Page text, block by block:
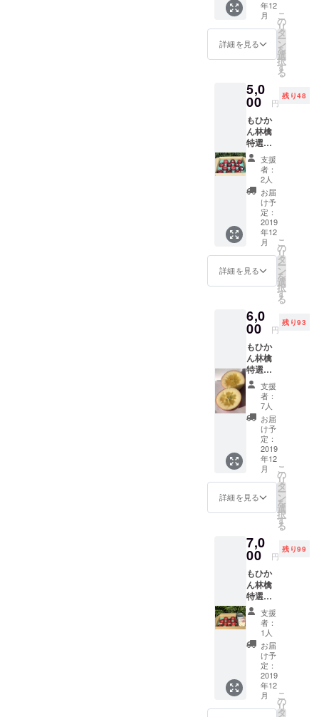
ドライ
アップ
ル1袋
（30
ｇ） 通
常価格
より600
円お得
で
す。 *
発送前
にご連
絡致し
ます。 *
ドライ
アップ
ルの賞
味期限
は製造
より
六ヶ月
となっ
ており
ます。
年12
月
詳細を見る
こ
の
リ
タ
ー
ン
を
選
択
す
る
5,0
00 円
残り48
もひか
ん林檎
特選
サンフ
ジ
3kg（約
9～10
個）ド
ライ
アップ
ル1袋
（30
ｇ） 通
常価格
より800
円お得
発送前
にご連
絡致し
ます。 *
ドライ
アップ
ルの賞
味期間
は、製
造より
六ヶ月
となっ
ており
ます。
支援
者：
2人
お届
け予
定：
2019
年12
月
詳細を見る
こ
の
リ
タ
ー
ン
を
選
択
す
る
6,0
00 円
残り93
もひか
ん林檎
特選
超貴重
品種・
コスモ
サンフ
ジ
3kg（約
9個）
ドライ
アップ
ル1袋
（30
ｇ） 通
常価格
より900
円お得
で
す。
発送前
にご連
絡致し
ます。
ドライ
アップ
ルの賞
味期限
は製造
より
六ヶ月
となっ
ており
支援
者：
7人
お届
け予
定：
2019
年12
月
詳細を見る
こ
の
リ
タ
ー
ン
を
選
択
す
る
7,0
00 円
残り99
もひか
ん林檎
特選
サンフ
ジ
5kg（約
14～18
個）
ドライ
アップ
ル2袋
（60
ｇ） 通
支援
者：
1人
お届
け予
定：
2019
年12
月
こ
の
リ
タ